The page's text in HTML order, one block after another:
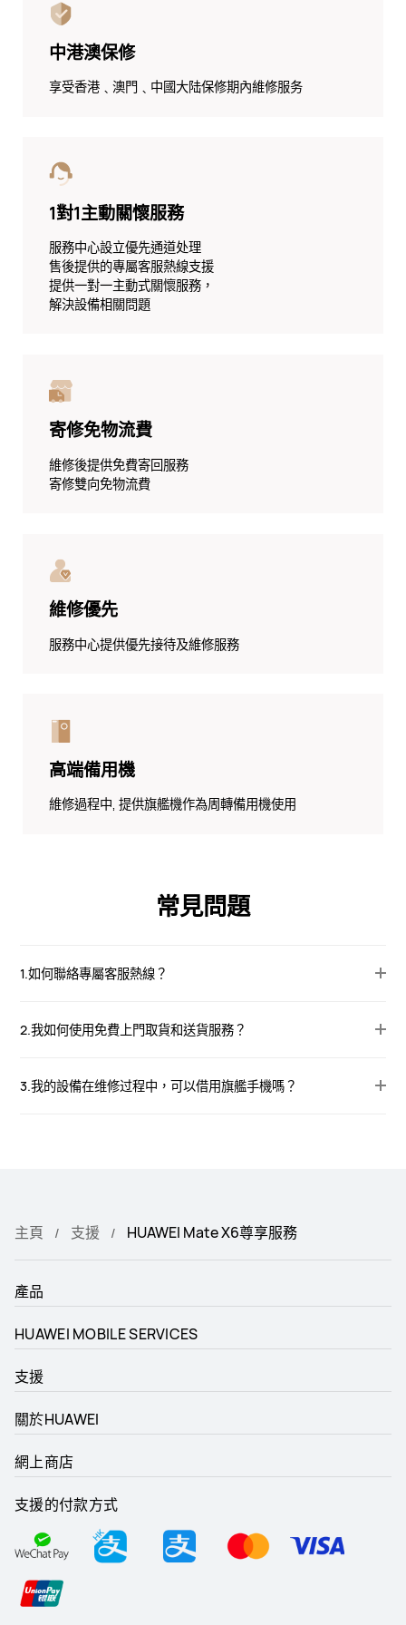
中港澳保修
享受香港﹑澳門﹑中國大陆保修期內維修服务
1對1主動關懷服務
服務中心設立優先通道处理
售後提供的專屬客服熱線支援
提供一對一主動式關懷服務，
解決設備相關問題
寄修免物流費
維修後提供免費寄回服務
寄修雙向免物流費
維修優先
服務中心提供優先接待及維修服務
高端備用機
維修過程中, 提供旗艦機作為周轉備用機使用
常見問題
1.如何聯絡專屬客服熱線？
2.我如何使用免費上門取貨和送貨服務？
3.我的設備在维修过程中，可以借用旗艦手機嗎？
主頁 支援 HUAWEI Mate X6尊享服務
產品
HUAWEI MOBILE SERVICES
支援
關於HUAWEI
網上商店
支援的付款方式